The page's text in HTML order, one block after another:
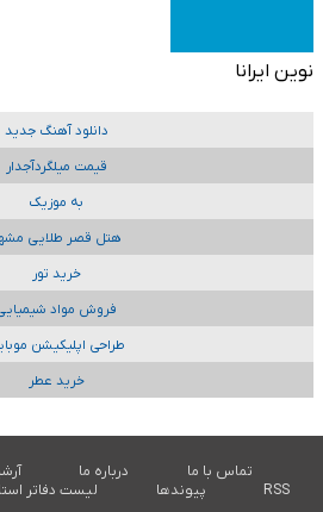
نوین ایرانا
دانلود آهنگ جدید
قیمت میلگردآجدار
به موزیک
هتل قصر طلایی
خرید تور
فروش مواد
طراحی اپلیکیشن
خرید عطر
تماس با ما درباره ما
RSS
پیوندها لیست دفاتر